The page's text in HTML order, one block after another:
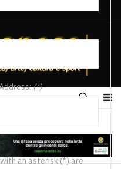
(*)
an asterisk (*) are